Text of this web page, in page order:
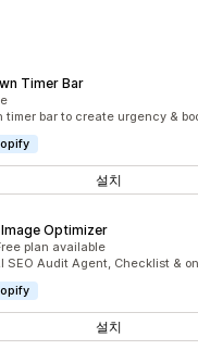
Timer Bar
timer bar to create urgency &
설치
Image Optimizer
plan available
SEO Audit Agent, Checklist &
설치